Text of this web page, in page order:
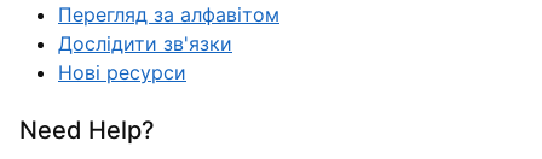
Перегляд за алфавітом
Дослідити зв'язки
Нові ресурси
Need Help?